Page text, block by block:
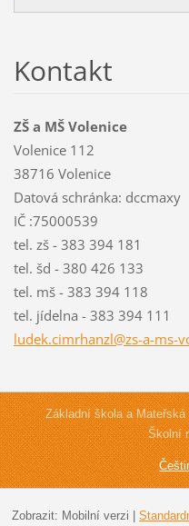
Kontakt
ZŠ a MŠ Volenice
Volenice 112
38716 Volenice
Datová schránka: dccmaxy
IČ :75000539
tel. zš - 383 394 181
tel. šd - 380 426 133
tel. mš - 383 394 118
tel. jídelna - 383 394 111
ludek.cimrhanzl@zs-a-ms-
Základní škola a
Školní
Zobrazit: Mobilní verzi